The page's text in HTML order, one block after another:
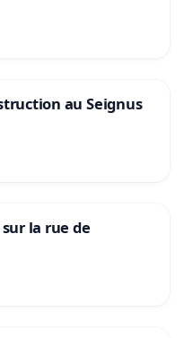
au Seignus
la rue de